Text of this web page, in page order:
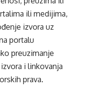
ili medijima,
izvora uz
portalu
preuzimanje
i linkovanja
prava.